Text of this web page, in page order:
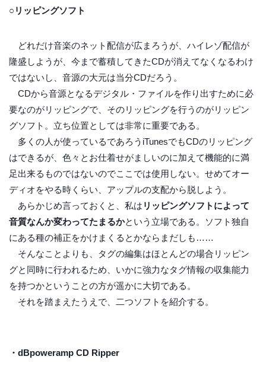
○リッピングソフト
どれだけ音楽のネット配信が広まろうが、ハイレゾ配信が
隆盛しようが、今まで蓄積してきたCDが消えてなくなるわけ
ではないし、音源の大元は当分CDだろう。
CDから音源となるデジタル・ファイルを作り出すために必
要なのがリッピングで、そのリッピングを行うのがリッピン
グソフト。立ち位置としては非常に重要である。
多くの人が使っているであろうiTunesでもCDのリッピング
はできるが、色々とお仕着せがましいのに加えて機能的に満
足出来るものではないのでここでは使用しない。せめてオー
ディオをやる時くらい、アップルの支配から脱しよう。
あらかじめ言っておくと、私は リッピングソフトによって
音質なんか変わってたまるかという立場である。ソフト独自
にある種の補正をかけまくるとかならまだしも……
そんなことよりも、タグの編集はほとんどの場合リッピン
グと同時に行われるため、いかに強力なタグ情報の収集能力
を持つかということの方が遥かに大切である。
それを踏まえたうえで、二つソフトを紹介する。
・dBpoweramp CD Ripper